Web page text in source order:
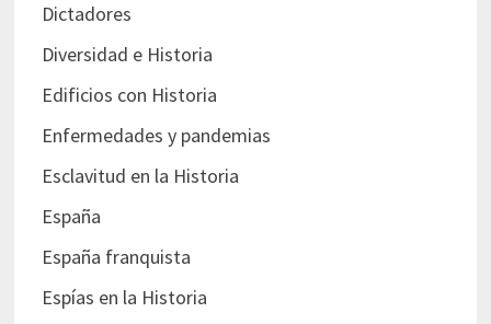
Dictadores
Diversidad e Historia
Edificios con Historia
Enfermedades y pandemias
Esclavitud en la Historia
España
España franquista
Espías en la Historia